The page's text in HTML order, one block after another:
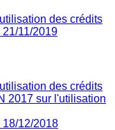
des crédits
11/2019
des crédits
2017 sur l'utilisation
12/2018